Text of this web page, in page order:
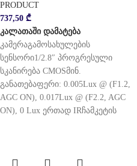
PRODUCT
737,50 ₾
კალათაში დამატება
კამერაგამოსახულების
სენსორი1/2.8″ პროგრესული
სკანირება CMOSმინ.
განათებაფერი: 0.005Lux @ (F1.2,
AGC ON), 0.017Lux @ (F2.2, AGC
ON), 0 Lux ერთად IRჩამკეტის